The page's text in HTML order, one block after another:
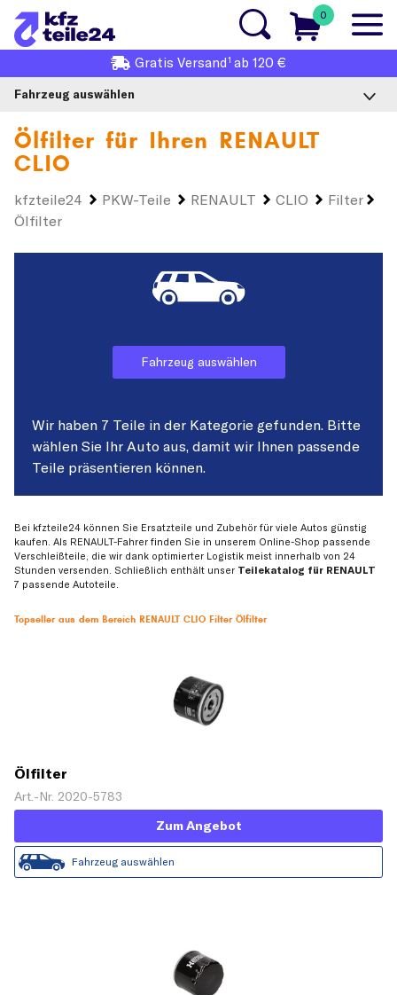
0
Gratis Versand1 ab 120 €
Fahrzeug auswählen
Ölfilter für Ihren RENAULT
CLIO
kfzteile24 PKW-Teile RENAULT CLIO
Filter
Ölfilter
Fahrzeug auswählen
Wir haben 7 Teile in der Kategorie gefunden. Bitte
wählen Sie Ihr Auto aus, damit wir Ihnen passende
Teile präsentieren können.
Bei kfzteile24 können Sie Ersatzteile und Zubehör für viele Autos günstig
kaufen. Als RENAULT-Fahrer finden Sie in unserem Online-Shop passende
Verschleißteile, die wir dank optimierter Logistik meist innerhalb von 24
Stunden versenden. Schließlich enthält unser Teilekatalog für RENAULT
7 passende Autoteile.
Topseller aus dem Bereich RENAULT CLIO Filter Ölfilter
Ölfilter
Art.-Nr. 2020-5783
Zum Angebot
Fahrzeug auswählen